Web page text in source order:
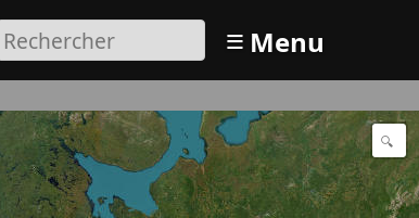
≡ Menu